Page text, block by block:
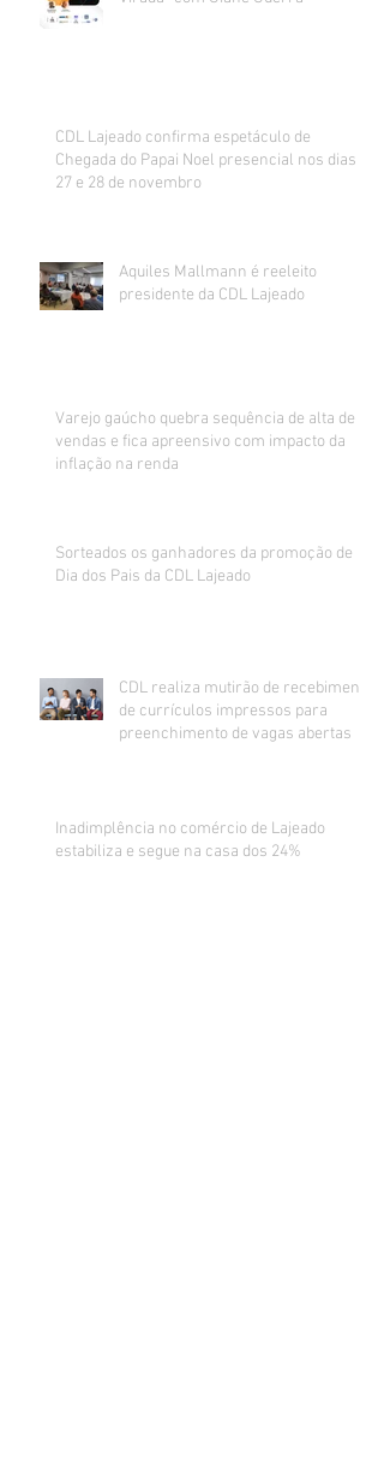
CDL Lajeado confirma espetáculo de
Chegada do Papai Noel presencial nos dias
27 e 28 de novembro
Aquiles Mallmann é reeleito
presidente da CDL Lajeado
Varejo gaúcho quebra sequência de alta de
vendas e fica apreensivo com impacto da
inflação na renda
Sorteados os ganhadores da promoção de
Dia dos Pais da CDL Lajeado
CDL realiza mutirão de recebimento
de currículos impressos para
preenchimento de vagas abertas
Inadimplência no comércio de Lajeado
estabiliza e segue na casa dos 24%